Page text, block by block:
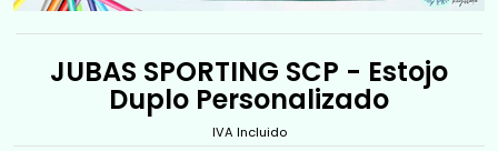
JUBAS SPORTING SCP - Estojo
Duplo Personalizado
IVA Incluido